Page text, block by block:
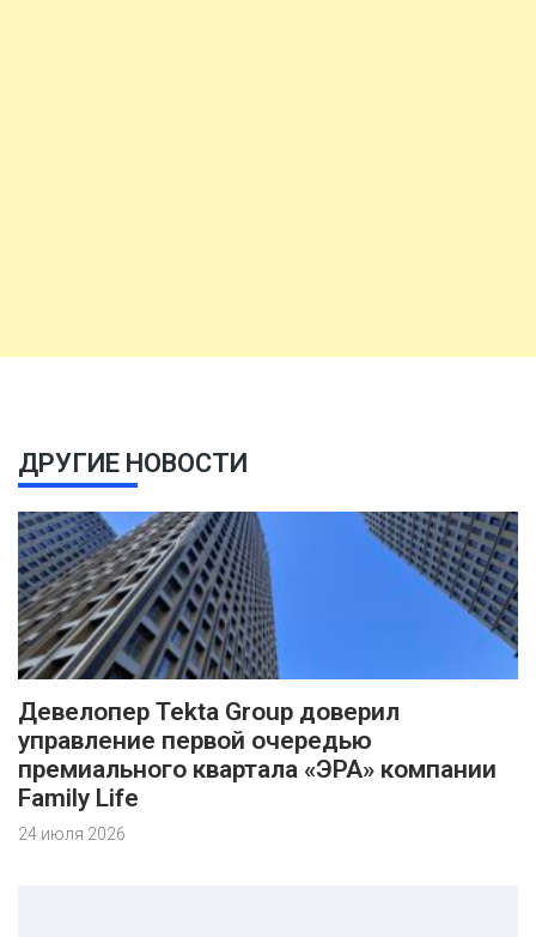
ДРУГИЕ НОВОСТИ
Девелопер Tekta Group доверил
управление первой очередью
премиального квартала «ЭРА» компании
Family Life
24 июля 2026